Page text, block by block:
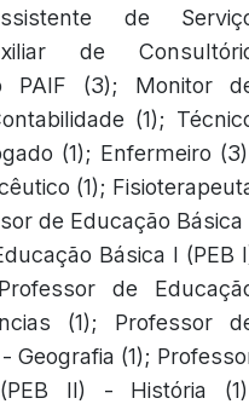
de
de
PAIF (3); Monitor
(1);
(1); Enfermeiro
(1);
de Educação Básica
Básica I (PEB
de
(1); Professor
Geografia (1);
II) - História